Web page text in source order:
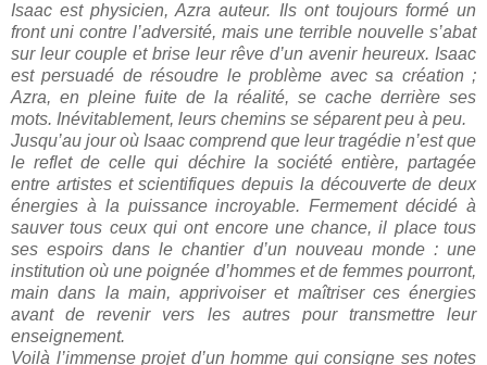
Isaac est physicien, Azra auteur. Ils ont toujours formé un
front uni contre l’adversité, mais une terrible nouvelle s’abat
sur leur couple et brise leur rêve d’un avenir heureux. Isaac
est persuadé de résoudre le problème avec sa création ;
Azra, en pleine fuite de la réalité, se cache derrière ses
mots. Inévitablement, leurs chemins se séparent peu à peu.
Jusqu’au jour où Isaac comprend que leur tragédie n’est que
le reflet de celle qui déchire la société entière, partagée
entre artistes et scientifiques depuis la découverte de deux
énergies à la puissance incroyable. Fermement décidé à
sauver tous ceux qui ont encore une chance, il place tous
ses espoirs dans le chantier d’un nouveau monde : une
institution où une poignée d’hommes et de femmes pourront,
main dans la main, apprivoiser et maîtriser ces énergies
avant de revenir vers les autres pour transmettre leur
enseignement.
Voilà l’immense projet d’un homme qui consigne ses notes